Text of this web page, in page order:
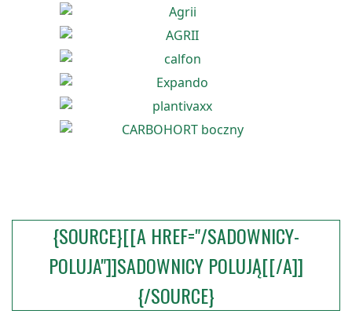
{SOURCE}[[A HREF="/SADOWNICY-
POLUJA"]]SADOWNICY POLUJĄ[[/A]]
{/SOURCE}